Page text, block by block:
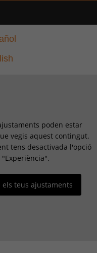
poden estar
vegis aquest contingut.
tens desactivada l'opció
"Experiència".
els teus ajustaments